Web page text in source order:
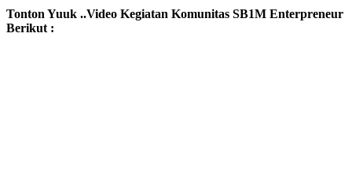
Tonton Yuuk ..Video Kegiatan Komunitas SB1M Enterpreneur
Berikut :